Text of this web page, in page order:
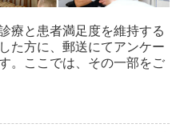
療と患者満足度を維持する
た方に、郵送にてアンケー
。ここでは、その一部をご